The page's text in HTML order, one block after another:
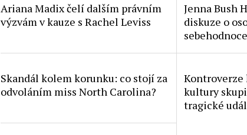
Ariana Madix čelí dalším právním
výzvám v kauze s Rachel Leviss
Jenna Bush
diskuze o
Skandál kolem korunku: co stojí za
odvoláním miss North Carolina?
Kontroverze
kultury
tragické